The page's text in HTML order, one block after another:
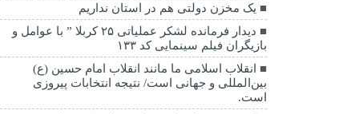
یک مخزن دولتی هم در استان نداریم
دیدار فرمانده لشکر عملیاتی ۲۵ کربلا ” با عوامل و
بازیگران فیلم سینمایی کد ۱۳۳
انقلاب اسلامی ما مانند انقلاب امام حسین (ع)
بین‌المللی و جهانی است/ نتیجه انتخابات پیروزی
است.